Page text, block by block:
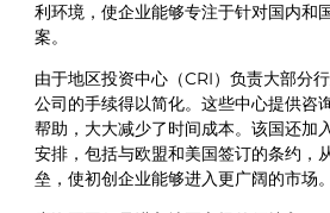
利环境，使企业能够专注于针对国内和
案。
由于地区投资中心（CRI）负责大部分
公司的手续得以简化。这些中心提供咨
帮助，大大减少了时间成本。该国还加
安排，包括与欧盟和美国签订的条约，
垒，使初创企业能够进入更广阔的市场。